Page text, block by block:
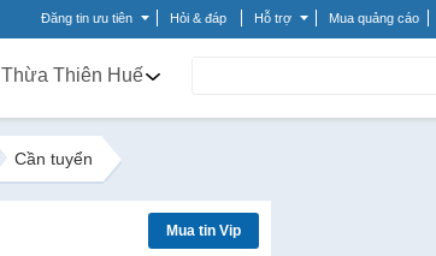
Đăng tin ưu tiên Hỏi & đáp Hỗ trợ Mua quảng cáo
Thừa Thiên Huế
Cần tuyển
Mua tin Vip